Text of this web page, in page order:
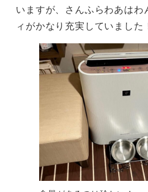
いますが、さんふらわあはわ
ィがかなり充実していました